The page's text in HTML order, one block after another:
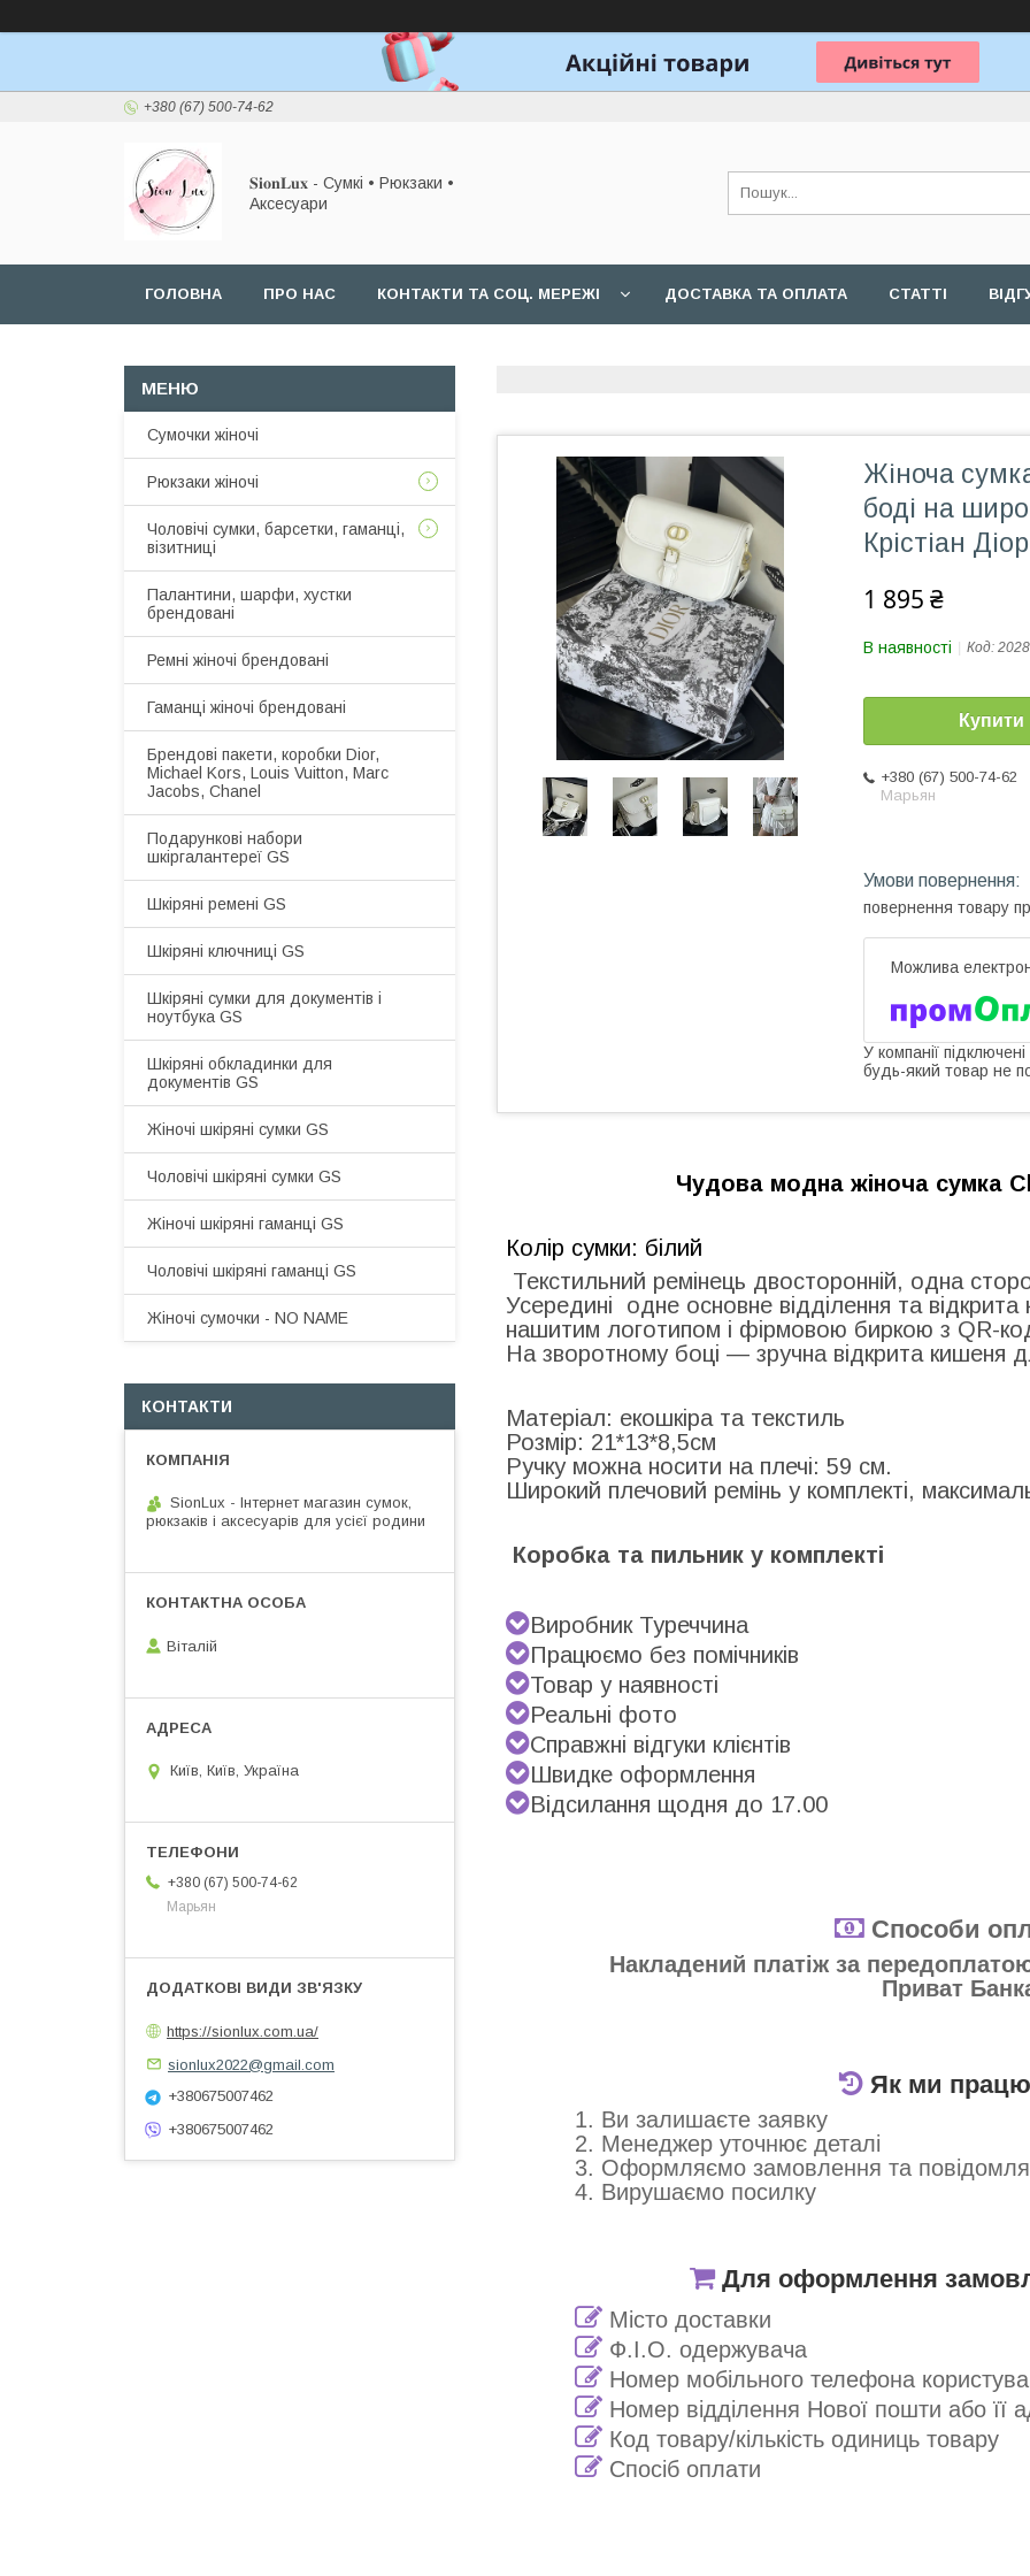
+380 (67) 500-74-62
𝐒𝐢𝐨𝐧𝐋𝐮𝐱 - Сумкі • Рюкзаки •
Аксесуари
ГОЛОВНА ПРО НАС КОНТАКТИ ТА СОЦ. МЕРЕЖІ ДОСТАВКА ТА ОПЛАТА СТАТТІ
Жіноча
боді на
Крістіан Діор
1 895 ₴
В наявності Код:
Купити
+380 (67) 500-74-62
Марьян
повернення товару
У компанії
будь-який товар не
Чудова модна жіноча сумка
Колір сумки: білий
Текстильний ремінець двосторонній, одна
Усередині одне основне відділення та
нашитим логотипом і фірмовою биркою з QR-
На зворотному боці — зручна відкрита кишеня
Матеріал: екошкіра та текстиль
Розмір: 21*13*8,5см
Ручку можна носити на плечі: 59 см.
Широкий плечовий ремінь у комплекті,
Коробка та пильник у комплекті
Виробник Туреччина
Працюємо без помічників
Товар у наявності
Реальні фото
Справжні відгуки клієнтів
Швидке оформлення
Відсилання щодня до 17.00
Способи
Накладений платіж за
Приват
Як ми
1. Ви залишаєте заявку
2. Менеджер уточнює деталі
3. Оформляємо замовлення та
4. Вирушаємо посилку
Для оформлення
Місто доставки
Ф.І.О. одержувача
Номер мобільного телефона
Номер відділення Нової пошти або її
Код товару/кількість одиниць товару
Спосіб оплати
Сумочки жіночі
Рюкзаки жіночі
Чоловічі сумки, барсетки, гаманці,
візитниці
Палантини, шарфи, хустки
брендовані
Ремні жіночі брендовані
Гаманці жіночі брендовані
Брендові пакети, коробки Dior,
Michael Kors, Louis Vuitton, Marc
Jacobs, Chanel
Подарункові набори
шкіргалантереї GS
Шкіряні ремені GS
Шкіряні ключниці GS
Шкіряні сумки для документів і
ноутбука GS
Шкіряні обкладинки для
документів GS
Жіночі шкіряні сумки GS
Чоловічі шкіряні сумки GS
Жіночі шкіряні гаманці GS
Чоловічі шкіряні гаманці GS
Жіночі сумочки - NO NAME
КОНТАКТИ
SionLux - Інтернет магазин сумок,
рюкзаків і аксесуарів для усієї родини
Віталій
Київ, Київ, Україна
+380 (67) 500-74-62
Марьян
https://sionlux.com.ua/
sionlux2022@gmail.com
+380675007462
+380675007462